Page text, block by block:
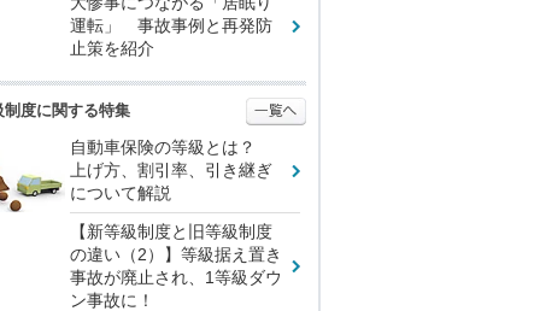
運転」 事故事例と再発防
止策を紹介
制度に関する特集
自動車保険の等級とは？
上げ方、割引率、引き継ぎ
について解説
【新等級制度と旧等級制度
の違い（2）】等級据え置き
事故が廃止され、1等級ダウ
ン事故に！